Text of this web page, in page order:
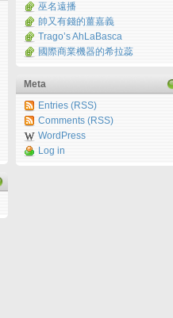
巫名遠播
帥又有錢的薑嘉義
Trago’s AhLaBasca
國際商業機器的希拉蕊
Meta
Entries (RSS)
Comments (RSS)
WordPress
Log in